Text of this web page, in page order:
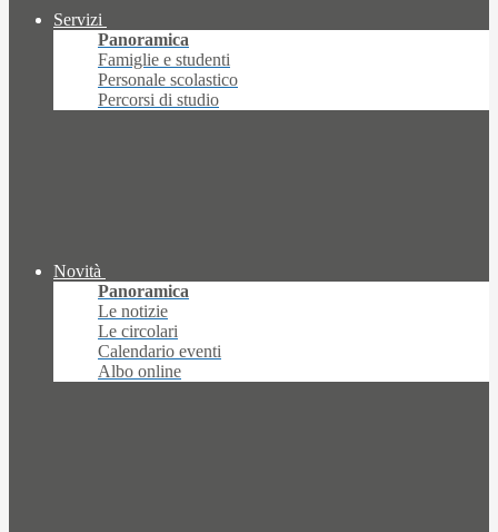
Servizi
Panoramica
Famiglie e studenti
Personale scolastico
Percorsi di studio
Novità
Panoramica
Le notizie
Le circolari
Calendario eventi
Albo online